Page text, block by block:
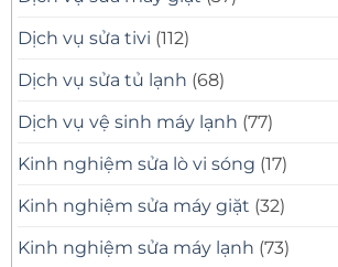
Dịch vụ sửa tivi (112)
Dịch vụ sửa tủ lạnh (68)
Dịch vụ vệ sinh máy lạnh (77)
Kinh nghiệm sửa lò vi sóng (17)
Kinh nghiệm sửa máy giặt (32)
Kinh nghiệm sửa máy lạnh (73)